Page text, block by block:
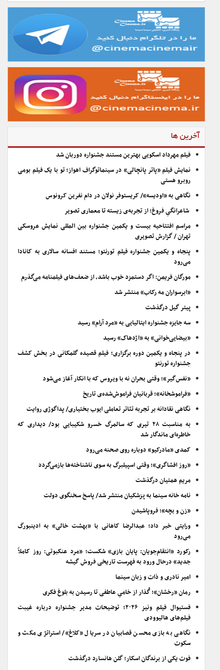
آخرین ها
فیلم مهرداد اسکویی بهترین مستند جشنواره دوربان شد
نمایش فیلم «پاتر پانچالی» در سینماتوگراف اهواز؛ تو با یک فیلم بومی
روبرو هستی
نگاهی به «اودیسه»/ کریستوفر نولان در دام نفرین کرونوس
شاعرانگیِ فروغ؛ از تجربه‌ی زیسته تا معماری تصویر
مراسم افتتاحیه بیست و یکمین جشنواره بین المللی نمایش عروسکی
تهران / گزارش تصویری
پنجاه و یکمین جشنواره فیلم تورنتو؛ مستند افسانه سالاری به کانادا
می‌رود
مورگان فریمن: اگر دستمزد خوب باشد، از ضعف‌های فیلمنامه می‌گذرم
«ابرسواران مه رکاب» منتشر شد
پیتر گیل درگذشت
سه جایزه جشنواره ایتالیایی به «مرد آرام» رسید
«بیضایی‌خوانی» به «اژدهاک» رسید
در پنجاه و یکمین دوره برگزاری؛ فیلم قصیده گلمکانی در بخش کشف
جشنواره تورنتو
«نفس‌گیر»؛ وقتی بحران نه با ویروس که با انکار آغاز می‌شود
«فراموشخانه»؛ قربانیان فراموش‌شده‌ی تاریخ
نگاهی نقادانه بر تجربه تئاتر تعاملی ایوب بختیاری/ پداگوژی روایت
به مناسبت ۲۸ تیری که سالمرگ خسرو شکیبایی بود/ دیداری که
خاطره‌ای ماندگار شد
کمدی «مادرکیو» دوباره روی صحنه می‌رود
«روز افشاگری»؛ وقتی اسپیلبرگ به سوی ناشناخته‌ها بازمی‌گردد
مریم همتیان درگذشت
نامه خانه سینما به پزشکیان منتشر شد/ پاسخ سخنگوی دولت
«زن و بچه»؛ فروپاشیدن
ورایتی خبر داد؛ عبدالرضا کاهانی با «بهشت خالی» به ادینبورگ
می‌رود
رکورد «انتقام‌جویان: پایان بازی» شکست؛ «مرد عنکبوتی: روز کاملاً
جدید» درحال ورود به فهرست تاریخی فروش گیشه
امیر نادری و ذات و زبان سینما
رمان «رخشان»؛ گُذار از خامیِ عاطفی تا رسیدن به بلوغ فکری
فستیوال فیلم ونیز ۲۰۲۶؛ توضیحات مدیر جشنواره درباره غیبت
فیلم‌های هالیوودی
نگاهی به بازی محسن قصابیان در سریال «کلاغ»/ استراتژی مکث و
سکوت
فوت یکی از برندگان اسکار؛ گلن هانسارد درگذشت